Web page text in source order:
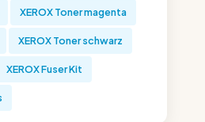
XEROX Toner magenta
XEROX Toner schwarz
XEROX Fuser Kit